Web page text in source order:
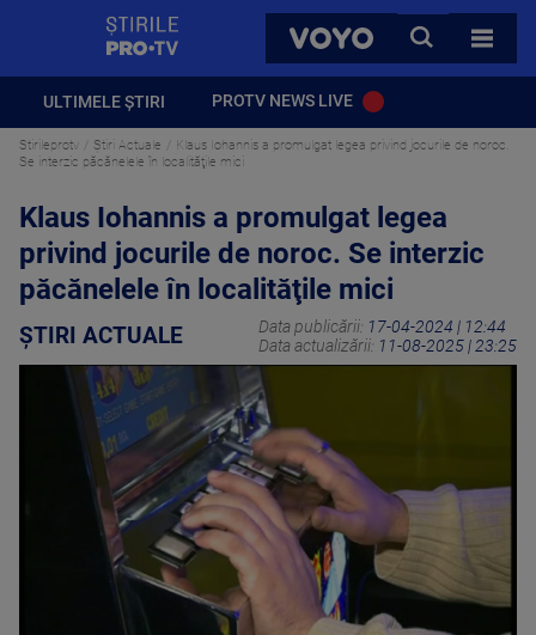
VOYO
CAUTA
TOATE
ULTIMELE ȘTIRI PROTV NEWS LIVE
Stirileprotv Știri Actuale
Klaus Iohannis a promulgat legea privind jocurile de noroc.
Se interzic păcănelele în localităţile mici
Klaus Iohannis a promulgat legea
privind jocurile de noroc. Se interzic
păcănelele în localităţile mici
ȘTIRI ACTUALE Data publicării: 17-04-2024 | 12:44
Data actualizării: 11-08-2025 | 23:25